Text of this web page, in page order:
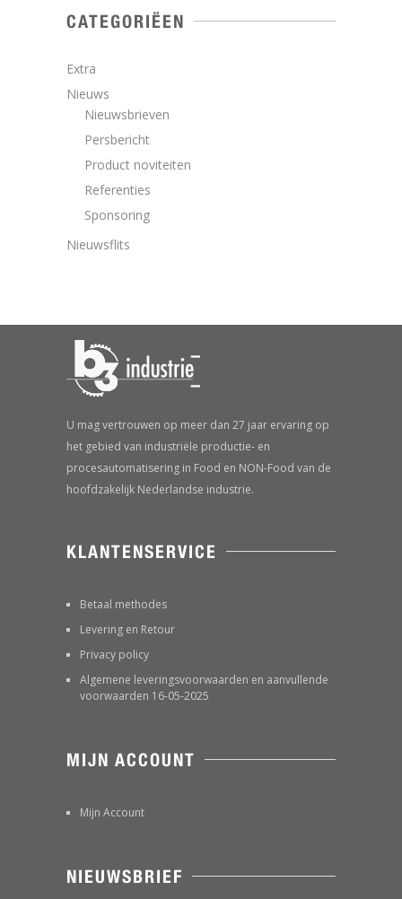
CATEGORIËEN
Extra
Nieuws
Nieuwsbrieven
Persbericht
Product noviteiten
Referenties
Sponsoring
Nieuwsflits
U mag vertrouwen op meer dan 27 jaar ervaring op
het gebied van industriële productie- en
procesautomatisering in Food en NON-Food van de
hoofdzakelijk Nederlandse industrie.
KLANTENSERVICE
Betaal methodes
Levering en Retour
Privacy policy
Algemene leveringsvoorwaarden en aanvullende
voorwaarden 16-05-2025
MIJN ACCOUNT
Mijn Account
NIEUWSBRIEF